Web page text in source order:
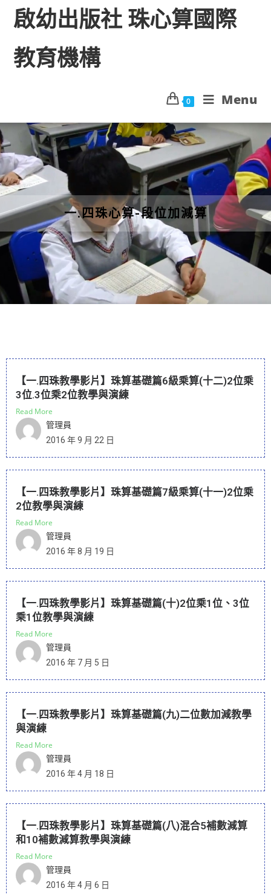
啟幼出版社 珠心算國際
教育機構
0 Menu
一.四珠心算-段位加減算
【一.四珠教學影片】珠算基礎篇6級乘算(十二)2位乘
3位.3位乘2位教學與演練
Read More
管理員
2016 年 9 月 22 日
【一.四珠教學影片】珠算基礎篇7級乘算(十一)2位乘
2位教學與演練
Read More
管理員
2016 年 8 月 19 日
【一.四珠教學影片】珠算基礎篇(十)2位乘1位、3位
乘1位教學與演練
Read More
管理員
2016 年 7 月 5 日
【一.四珠教學影片】珠算基礎篇(九)二位數加減教學
與演練
Read More
管理員
2016 年 4 月 18 日
【一.四珠教學影片】珠算基礎篇(八)混合5補數減算
和10補數減算教學與演練
Read More
管理員
2016 年 4 月 6 日